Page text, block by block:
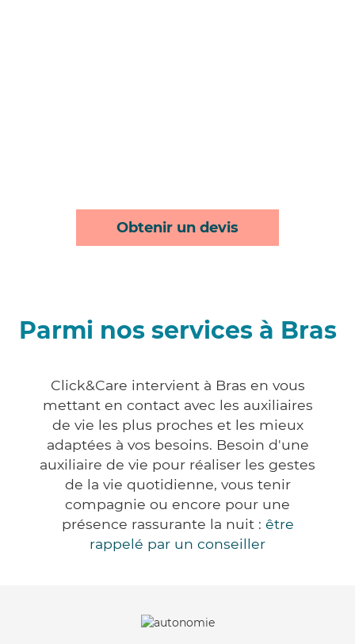
Obtenir un devis
Parmi nos services à Bras
Click&Care intervient à Bras en vous
mettant en contact avec les auxiliaires
de vie les plus proches et les mieux
adaptées à vos besoins. Besoin d'une
auxiliaire de vie pour réaliser les gestes
de la vie quotidienne, vous tenir
compagnie ou encore pour une
présence rassurante la nuit : être
rappelé par un conseiller